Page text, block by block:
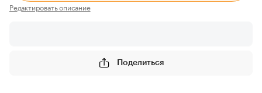
Редактировать описание
Поделиться